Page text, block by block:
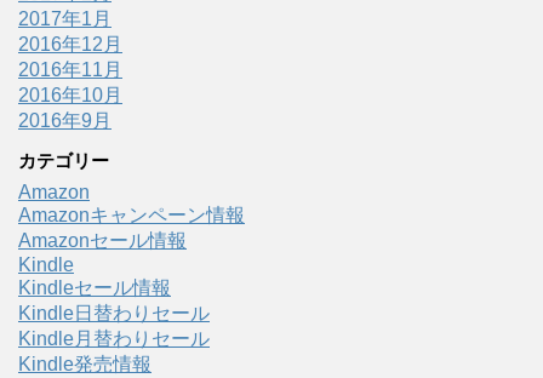
2017年1月
2016年12月
2016年11月
2016年10月
2016年9月
カテゴリー
Amazon
Amazonキャンペーン情報
Amazonセール情報
Kindle
Kindleセール情報
Kindle日替わりセール
Kindle月替わりセール
Kindle発売情報